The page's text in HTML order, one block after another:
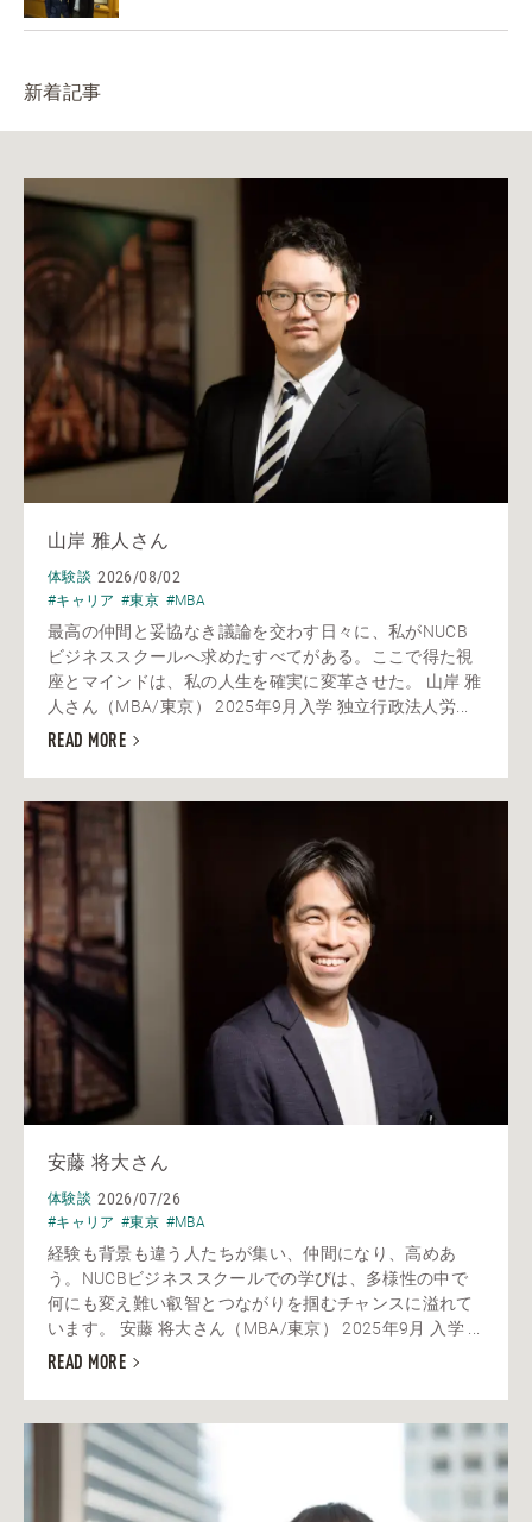
新着記事
山岸 雅人さん
体験談 2026/08/02
#キャリア #東京 #MBA
最高の仲間と妥協なき議論を交わす日々に、私がNUCB
ビジネススクールへ求めたすべてがある。ここで得た視
座とマインドは、私の人生を確実に変革させた。 山岸 雅
人さん（MBA/東京） 2025年9月入学 独立行政法人労...
READ MORE
安藤 将大さん
体験談 2026/07/26
#キャリア #東京 #MBA
経験も背景も違う人たちが集い、仲間になり、高めあ
う。NUCBビジネススクールでの学びは、多様性の中で
何にも変え難い叡智とつながりを掴むチャンスに溢れて
います。 安藤 将大さん（MBA/東京） 2025年9月 入学 ...
READ MORE